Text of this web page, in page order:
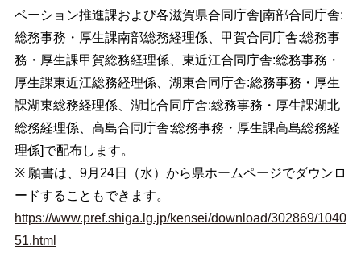
ベーション推進課および各滋賀県合同庁舎[南部合同庁舎:
総務事務・厚生課南部総務経理係、甲賀合同庁舎:総務事
務・厚生課甲賀総務経理係、東近江合同庁舎:総務事務・
厚生課東近江総務経理係、湖東合同庁舎:総務事務・厚生
課湖東総務経理係、湖北合同庁舎:総務事務・厚生課湖北
総務経理係、高島合同庁舎:総務事務・厚生課高島総務経
理係]で配布します。
※ 願書は、9月24日（水）から県ホームページでダウンロ
ードすることもできます。
https://www.pref.shiga.lg.jp/kensei/download/302869/1040
51.html